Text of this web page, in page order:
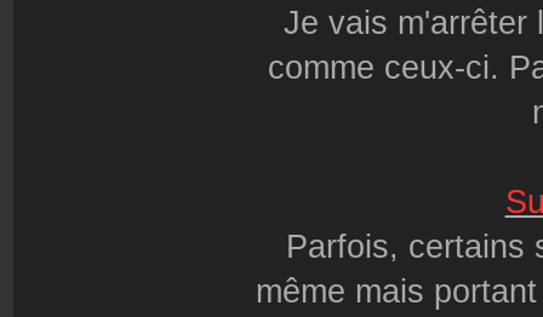
Je vais m'arrêter
comme ceux-ci.
Parfois, certains
même mais